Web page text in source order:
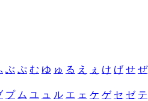
ぶ ぷ む ゆ ゅ る え ぇ け げ せ ぜ
プ ム ユ ュ ル エ ェ ケ ゲ セ ゼ テ